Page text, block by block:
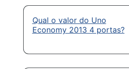
Qual o valor do Uno
Economy 2013 4 portas?